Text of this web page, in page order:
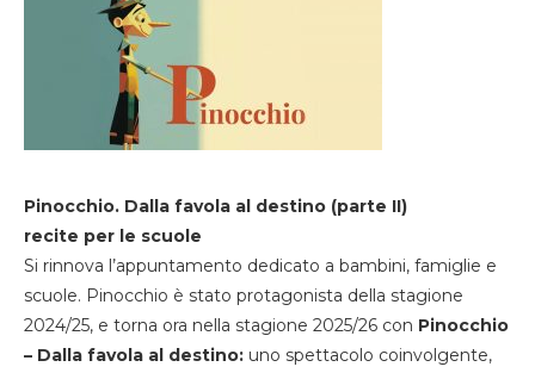
Pinocchio. Dalla favola al destino (parte II)
recite per le scuole
Si rinnova l’appuntamento dedicato a bambini, famiglie e
scuole. Pinocchio è stato protagonista della stagione
2024/25, e torna ora nella stagione 2025/26 con Pinocchio
– Dalla favola al destino: uno spettacolo coinvolgente,